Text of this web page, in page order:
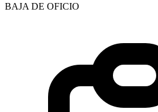
BAJA DE OFICIO